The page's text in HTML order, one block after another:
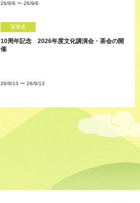
26/9/6 〜 26/9/6
茶華道
10周年記念 2026年度文化講演会・茶会の開
催
26/9/13 〜 26/9/13